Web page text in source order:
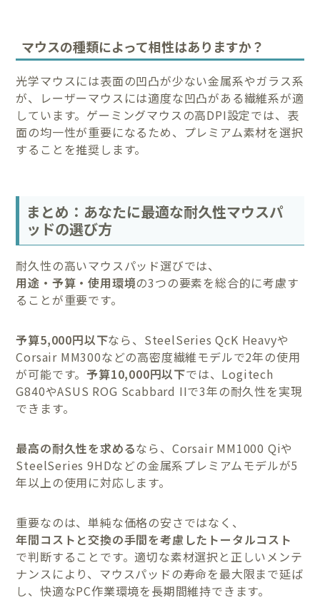
マウスの種類によって相性はありますか？
光学マウスには表面の凹凸が少ない金属系やガラス系
が、レーザーマウスには適度な凹凸がある繊維系が適
しています。ゲーミングマウスの高DPI設定では、表
面の均一性が重要になるため、プレミアム素材を選択
することを推奨します。
まとめ：あなたに最適な耐久性マウスパ
ッドの選び方
耐久性の高いマウスパッド選びでは、
用途・予算・使用環境の3つの要素を総合的に考慮す
ることが重要です。
予算5,000円以下なら、SteelSeries QcK Heavyや
Corsair MM300などの高密度繊維モデルで2年の使用
が可能です。予算10,000円以下では、Logitech
G840やASUS ROG Scabbard IIで3年の耐久性を実現
できます。
最高の耐久性を求めるなら、Corsair MM1000 Qiや
SteelSeries 9HDなどの金属系プレミアムモデルが5
年以上の使用に対応します。
重要なのは、単純な価格の安さではなく、
年間コストと交換の手間を考慮したトータルコスト
で判断することです。適切な素材選択と正しいメンテ
ナンスにより、マウスパッドの寿命を最大限まで延ば
し、快適なPC作業環境を長期間維持できます。